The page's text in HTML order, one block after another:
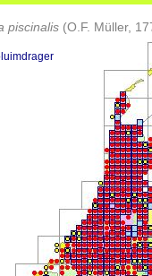
piscinalis (O.F. Müller,